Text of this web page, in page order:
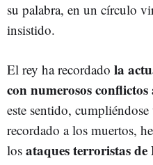
su palabra, en un círculo
insistido.
El rey ha recordado la
con numerosos
este sentido,
recordado a los muertos,
los ataques terroristas